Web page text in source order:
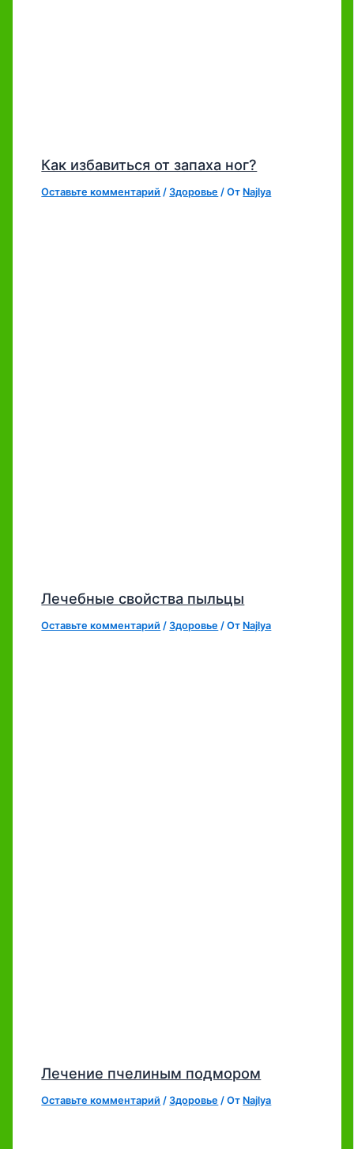
Как избавиться от запаха ног?
Оставьте комментарий /Здоровье / От Najlya
Лечебные свойства пыльцы
Оставьте комментарий /Здоровье / От Najlya
Лечение пчелиным подмором
Оставьте комментарий /Здоровье / От Najlya